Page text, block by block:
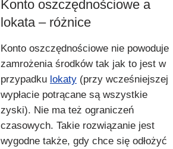
Konto oszczędnościowe a
lokata – różnice
Konto oszczędnościowe nie powoduje
zamrożenia środków tak jak to jest w
przypadku lokaty (przy wcześniejszej
wypłacie potrącane są wszystkie
zyski). Nie ma też ograniczeń
czasowych. Takie rozwiązanie jest
wygodne także, gdy chce się odłożyć